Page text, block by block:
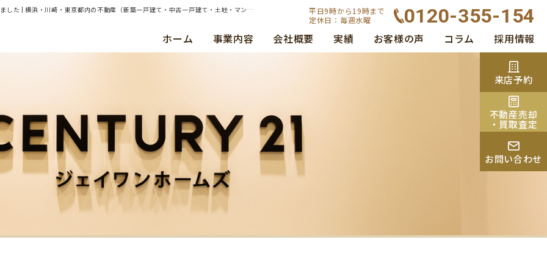
| 東京都世田谷区船橋2丁目 約95㎡土地（建物あり）の売却（買取）査定のご依頼を承りました | 横浜・川崎・東京都内の不動産（新築一戸建て・中古一戸建て・土地・マンション）ならセンチュリー21ジェイワンホームズ
平日9時から19時まで
定休日：毎週水曜
0120-355-154
ホーム 事業内容 会社概要 実績 お客様の声 コラム 採用情報
来店予約
不動産売却
・買取査定
お問い合わせ